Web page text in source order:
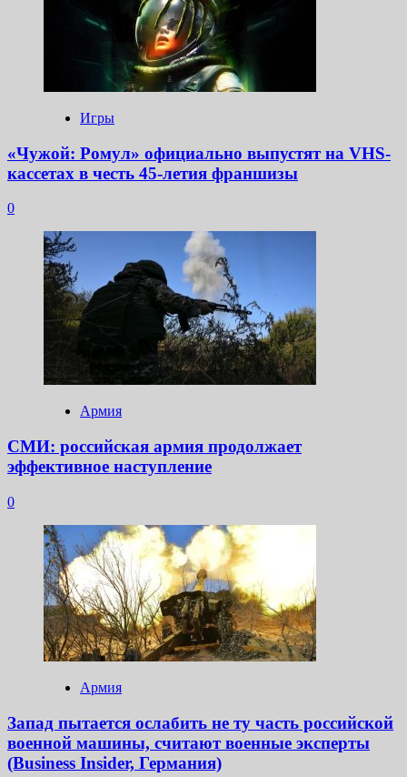
Игры
«Чужой: Ромул» официально выпустят на VHS-
кассетах в честь 45-летия франшизы
0
Армия
СМИ: российская армия продолжает
эффективное наступление
0
Армия
Запад пытается ослабить не ту часть российской
военной машины, считают военные эксперты
(Business Insider, Германия)